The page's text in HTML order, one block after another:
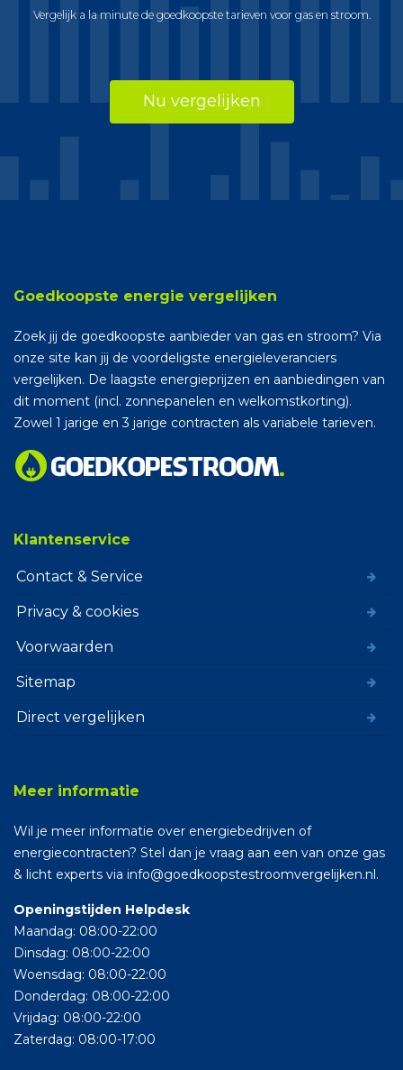
Vergelijk a la minute de goedkoopste tarieven voor gas en stroom.
Nu vergelijken
Goedkoopste energie vergelijken
Zoek jij de goedkoopste aanbieder van gas en stroom? Via
onze site kan jij de voordeligste energieleveranciers
vergelijken. De laagste energieprijzen en aanbiedingen van
dit moment (incl. zonnepanelen en welkomstkorting).
Zowel 1 jarige en 3 jarige contracten als variabele tarieven.
Klantenservice
Contact & Service
Privacy & cookies
Voorwaarden
Sitemap
Direct vergelijken
Meer informatie
Wil je meer informatie over energiebedrijven of
energiecontracten? Stel dan je vraag aan een van onze gas
& licht experts via info@goedkoopstestroomvergelijken.nl.
Openingstijden Helpdesk
Maandag: 08:00-22:00
Dinsdag: 08:00-22:00
Woensdag: 08:00-22:00
Donderdag: 08:00-22:00
Vrijdag: 08:00-22:00
Zaterdag: 08:00-17:00